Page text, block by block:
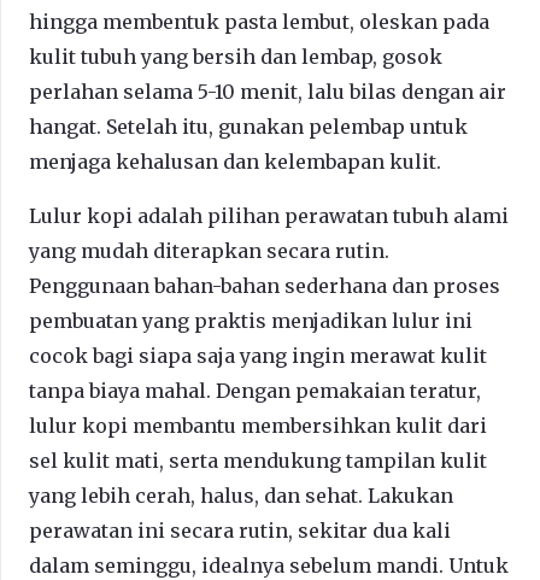
hingga membentuk pasta lembut, oleskan pada
kulit tubuh yang bersih dan lembap, gosok
perlahan selama 5-10 menit, lalu bilas dengan air
hangat. Setelah itu, gunakan pelembap untuk
menjaga kehalusan dan kelembapan kulit.
Lulur kopi adalah pilihan perawatan tubuh alami
yang mudah diterapkan secara rutin.
Penggunaan bahan-bahan sederhana dan proses
pembuatan yang praktis menjadikan lulur ini
cocok bagi siapa saja yang ingin merawat kulit
tanpa biaya mahal. Dengan pemakaian teratur,
lulur kopi membantu membersihkan kulit dari
sel kulit mati, serta mendukung tampilan kulit
yang lebih cerah, halus, dan sehat. Lakukan
perawatan ini secara rutin, sekitar dua kali
dalam seminggu, idealnya sebelum mandi. Untuk